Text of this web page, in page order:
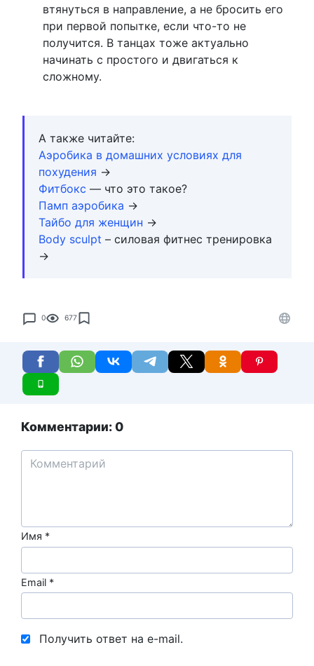
втянуться в направление, а не бросить его
при первой попытке, если что-то не
получится. В танцах тоже актуально
начинать с простого и двигаться к
сложному.
А также читайте:
Аэробика в домашних условиях для
похудения →
Фитбокс — что это такое?
Памп аэробика →
Тайбо для женщин →
Body sculpt – силовая фитнес тренировка
→
0 677
Комментарии: 0
Имя *
Email *
Получить ответ на e-mail.